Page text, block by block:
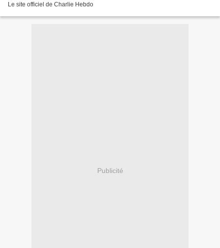
Le site officiel de Charlie Hebdo
Publicité